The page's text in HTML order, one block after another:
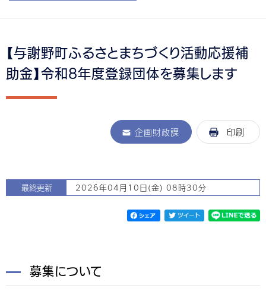
【与謝野町ふるさとまちづくり活動応援補
助金】令和8年度登録団体を募集します
企画財政課 印刷
最終更新 2026年04月10日(金) 08時30分
募集について